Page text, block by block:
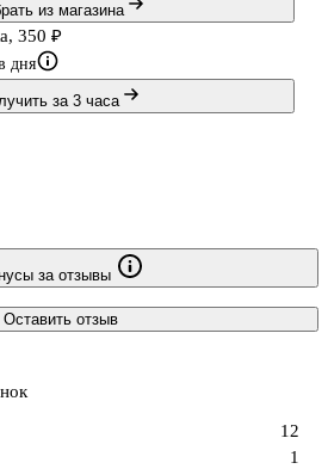
из магазина
350 ₽
дня
за 3 часа
за отзывы
Оставить отзыв
1
12